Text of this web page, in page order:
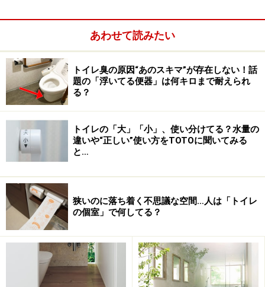
「トリプル汚れガード」も。便器や便座、フチの形状な
どの工夫で、便器外の汚れの主な原因である小便の「ハ
ネ・タレ・モレ」を軽減するものです。
タンクレストイレ アラウーノSII 設置イメージ
■消費電力を約27％削減、チャイルドロック機能も
便座・温水温度にエコ設定とすることで、消費電力を約
27％削減することができるのも特徴。また、搭載されて
いる保温切タイマーは、細かい時間設定も可能なので電
気の無駄が省けるでしょう。
その他、リモコンにはチャイルドロック機能もあるの
で、幼いお子さんがいるご家庭でも安心。長押しするだ
けの簡単な操作で、子どもに触られたくないボタンの操
あわせて読みたい
トイレ臭の原因“あのスキマ”が存在しない！話
題の「浮いてる便器」は何キロまで耐えられ
る？
トイレの「大」「小」、使い分けてる？水量の
違いや“正しい”使い方をTOTOに聞いてみる
と…
狭いのに落ち着く不思議な空間…人は「トイレ
の個室」で何してる？